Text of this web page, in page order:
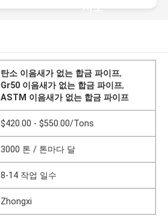
시오
탄소 이음새가 없는 합금 파이프,
Gr50 이음새가 없는 합금 파이프,
ASTM 이음새가 없는 합금 파이프
$420.00 - $550.00/Tons
3000 톤 / 톤마다 달
8-14 작업 일수
Zhongxi